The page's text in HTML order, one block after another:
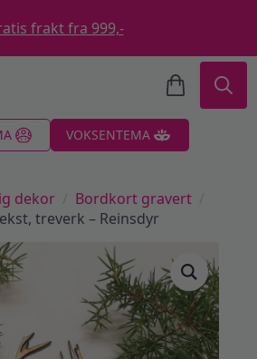
frakt fra 999,-
VOKSENTEMA
dekor
Bordkort gravert
treverk – Reinsdyr